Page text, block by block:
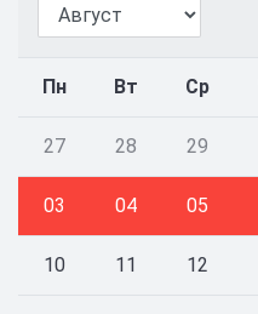
Пн Вт Ср
27 28 29
03 04 05
10 11 12